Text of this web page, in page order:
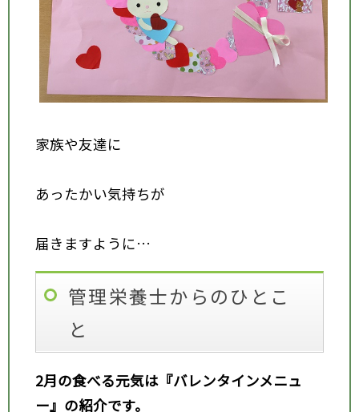
家族や友達に
あったかい気持ちが
届きますように…
管理栄養士からのひとこ
と
2月の食べる元気は『バレンタインメニュ
ー』の紹介です。